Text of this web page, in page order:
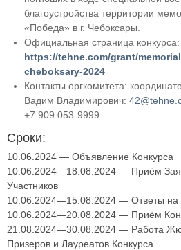
благоустройства территории
«Победа» в г. Чебоксары.
Официальная страница конкурса:
https://tehne.com/grant/
cheboksary-2024
Контакты оргкомитета:
Вадим Владимирович:
+7 909 053-9999
Сроки:
10.06.2024 — Объявление Конкурса
10.06.2024—18.08.2024 — Приём
Участников
10.06.2024—15.08.2024 — Ответы на
10.06.2024—20.08.2024 — Приём
21.08.2024—30.08.2024 — Работа
Призеров и Лауреатов Конкурса